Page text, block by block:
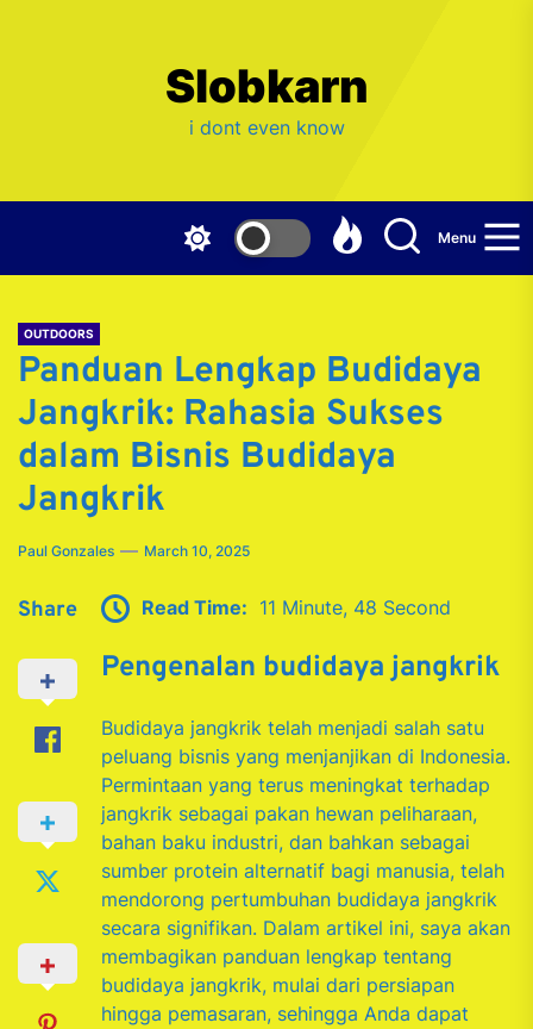
Slobkarn
i dont even know
Menu
OUTDOORS
Panduan Lengkap Budidaya
Jangkrik: Rahasia Sukses
dalam Bisnis Budidaya
Jangkrik
Paul Gonzales March 10, 2025
Share Read Time: 11 Minute, 48 Second
Pengenalan budidaya jangkrik
Budidaya jangkrik telah menjadi salah satu
peluang bisnis yang menjanjikan di Indonesia.
Permintaan yang terus meningkat terhadap
jangkrik sebagai pakan hewan peliharaan,
bahan baku industri, dan bahkan sebagai
sumber protein alternatif bagi manusia, telah
mendorong pertumbuhan budidaya jangkrik
secara signifikan. Dalam artikel ini, saya akan
membagikan panduan lengkap tentang
budidaya jangkrik, mulai dari persiapan
hingga pemasaran, sehingga Anda dapat